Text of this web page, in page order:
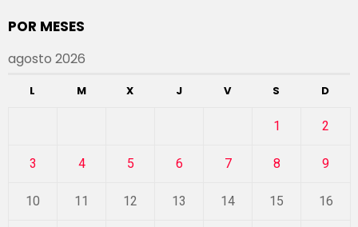
POR MESES
agosto 2026
L M X J V S D
1 2
3 4 5 6 7 8 9
10 11 12 13 14 15 16